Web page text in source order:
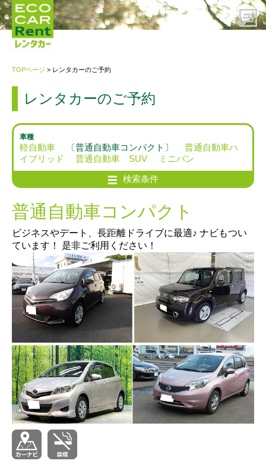
ご利用案内
会社概要
お問い合わせ先
会員ログイン
TOPページ > レンタカーのご予約
レンタカーのご予約
車種
軽自動車 〔普通自動車コンパクト〕
普通自動車ハ
イブリッド
普通自動車 SUV
ミニバン
検索条件
普通自動車コンパクト
ビジネスやデート、長距離ドライブに最適♪ ナビもつい
ています！ 是非ご利用ください！